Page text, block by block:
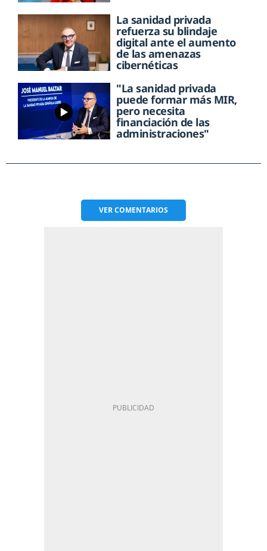
La sanidad privada
refuerza su blindaje
digital ante el aumento
de las amenazas
cibernéticas
"La sanidad privada
puede formar más MIR,
pero necesita
financiación de las
administraciones"
VERCOMENTARIOS